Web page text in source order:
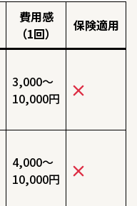
費用感
（1回）
保険適用
3,000〜
10,000円
4,000〜
10,000円